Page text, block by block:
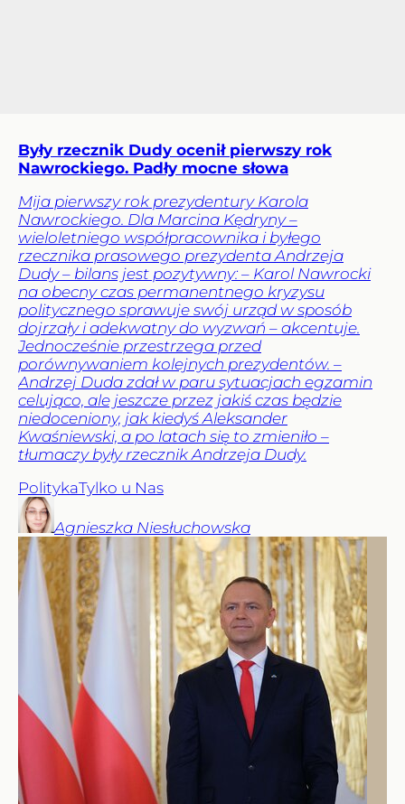
Były rzecznik Dudy ocenił pierwszy rok
Nawrockiego. Padły mocne słowa
Mija pierwszy rok prezydentury Karola
Nawrockiego. Dla Marcina Kędryny –
wieloletniego współpracownika i byłego
rzecznika prasowego prezydenta Andrzeja
Dudy – bilans jest pozytywny: – Karol Nawrocki
na obecny czas permanentnego kryzysu
politycznego sprawuje swój urząd w sposób
dojrzały i adekwatny do wyzwań – akcentuje.
Jednocześnie przestrzega przed
porównywaniem kolejnych prezydentów. –
Andrzej Duda zdał w paru sytuacjach egzamin
celująco, ale jeszcze przez jakiś czas będzie
niedoceniony, jak kiedyś Aleksander
Kwaśniewski, a po latach się to zmieniło –
tłumaczy były rzecznik Andrzeja Dudy.
PolitykaTylko u Nas
Agnieszka Niesłuchowska